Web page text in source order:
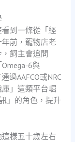
到一條從「經
前，寵物店老
飼主會追問
6與
過AAFCO或NRC
」這類平台崛
」的角色，提升
樣五十歲左右